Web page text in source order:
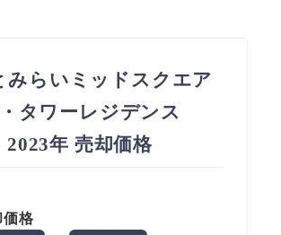
みらいミッドスクエア
タワーレジデンス
2023年 売却価格
価格